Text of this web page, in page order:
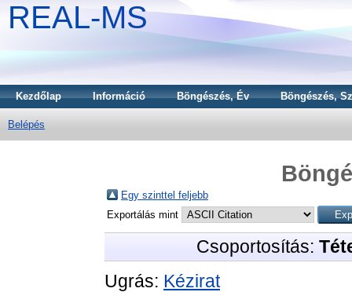
REAL-MS
Kezdőlap Információ Böngészés, Év Böngészés,
Belépés
Egy szinttel feljebb
Exportálás mint
Csoportosítás:
Ugrás: Kézirat